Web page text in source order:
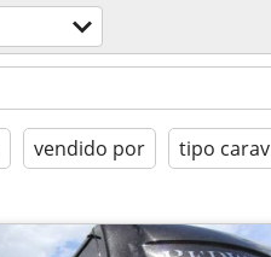
vendido por tipo carav